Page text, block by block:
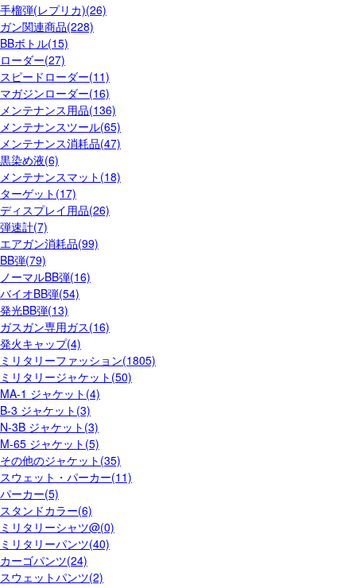
手榴弾(レプリカ)(26)
ガン関連商品(228)
BBボトル(15)
ローダー(27)
スピードローダー(11)
マガジンローダー(16)
メンテナンス用品(136)
メンテナンスツール(65)
メンテナンス消耗品(47)
黒染め液(6)
メンテナンスマット(18)
ターゲット(17)
ディスプレイ用品(26)
弾速計(7)
エアガン消耗品(99)
BB弾(79)
ノーマルBB弾(16)
バイオBB弾(54)
発光BB弾(13)
ガスガン専用ガス(16)
発火キャップ(4)
ミリタリーファッション(1805)
ミリタリージャケット(50)
MA-1 ジャケット(4)
B-3 ジャケット(3)
N-3B ジャケット(3)
M-65 ジャケット(5)
その他のジャケット(35)
スウェット・パーカー(11)
パーカー(5)
スタンドカラー(6)
ミリタリーシャツ@(0)
ミリタリーパンツ(40)
カーゴパンツ(24)
スウェットパンツ(2)